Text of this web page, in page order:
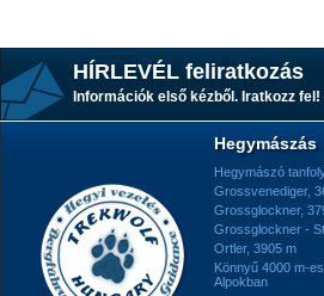
HÍRLEVÉL feliratkozás
Információk első kézből. Iratkozz fel!
Hegymászás
Hegymászó
Grossvenediger,
Grossglockner,
Grossglockner -
Ortler, 3905 m
Könnyű 4000 m-
Alpokban